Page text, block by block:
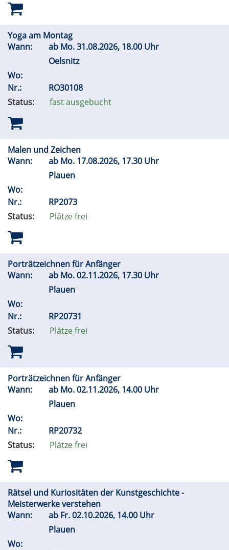
Yoga am Montag
Wann:
ab Mo.31.08.2026, 18.00 Uhr
Oelsnitz
Wo:
Nr.:
RO30108
Status:
fast ausgebucht
Malen und Zeichen
Wann:
ab Mo. 17.08.2026, 17.30 Uhr
Plauen
Wo:
Nr.:
RP2073
Status:
Plätze frei
Porträtzeichnen für Anfänger
Wann:
ab Mo.02.11.2026, 17.30 Uhr
Plauen
Wo:
Nr.:
RP20731
Status:
Plätze frei
Porträtzeichnen für Anfänger
Wann:
ab Mo.02.11.2026, 14.00 Uhr
Plauen
Wo:
Nr.:
RP20732
Status:
Plätze frei
Rätsel und Kuriositäten der Kunstgeschichte -
Meisterwerke verstehen
Wann:
ab Fr.02.10.2026, 14.00 Uhr
Plauen
Wo: